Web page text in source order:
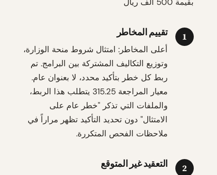
1 تقييم المخاطر
أعلى المخاطر: امتثال شروط منحة الوزارة،
وتوزيع التكاليف المشتركة بين البرامج. تم
ربط كل خطر بتأكيد محدد، لا بعنوان عام.
معيار المراجعة 315.25 يتطلب هذا الربط،
والملفات التي تذكر "خطر عام على
الامتثال" دون تحديد التأكيد تظهر مراراً في
ملاحظات الفحص المتكررة.
2 التعقيد غير المتوقع